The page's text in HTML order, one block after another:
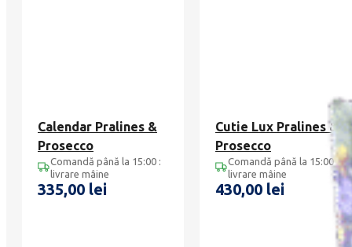
Calendar Pralines &
Prosecco
Comandă până la 15:00 :
livrare mâine
335,00 lei
Cutie Lux Pralines &
Prosecco
Comandă până la 15:00 :
livrare mâine
430,00 lei